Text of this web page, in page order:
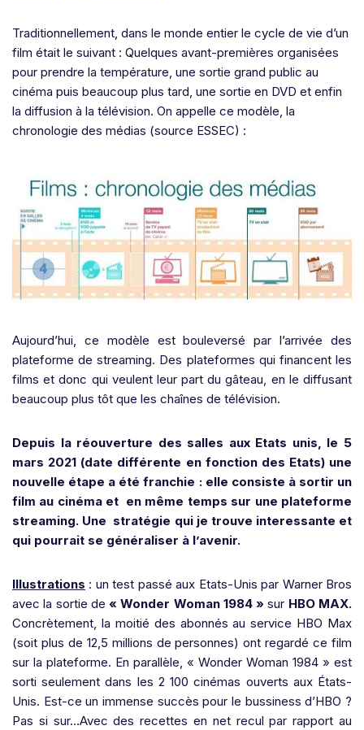
Traditionnellement, dans le monde entier le cycle de vie d’un
film était le suivant : Quelques avant-premières organisées
pour prendre la température, une sortie grand public au
cinéma puis beaucoup plus tard, une sortie en DVD et enfin
la diffusion à la télévision. On appelle ce modèle, la
chronologie des médias (source ESSEC) :
Aujourd’hui, ce modèle est bouleversé par l’arrivée des
plateforme de streaming. Des plateformes qui financent les
films et donc qui veulent leur part du gâteau, en le diffusant
beaucoup plus tôt que les chaînes de télévision.
Depuis la réouverture des salles aux Etats unis, le 5
mars 2021 (date différente en fonction des Etats) une
nouvelle étape a été franchie : elle consiste à sortir un
film au cinéma et en même temps sur une plateforme
streaming. Une stratégie qui je trouve interessante et
qui pourrait se généraliser à l’avenir.
Illustrations : un test passé aux Etats-Unis par Warner Bros
avec la sortie de« Wonder Woman 1984 » sur HBO MAX.
Concrètement, la moitié des abonnés au service HBO Max
(soit plus de 12,5 millions de personnes) ont regardé ce film
sur la plateforme. En parallèle, « Wonder Woman 1984 » est
sorti seulement dans les 2 100 cinémas ouverts aux États-
Unis. Est-ce un immense succès pour le bussiness d’HBO ?
Pas si sur…Avec des recettes en net recul par rapport au